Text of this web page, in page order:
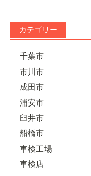
カテゴリー
千葉市
市川市
成田市
浦安市
臼井市
船橋市
車検工場
車検店